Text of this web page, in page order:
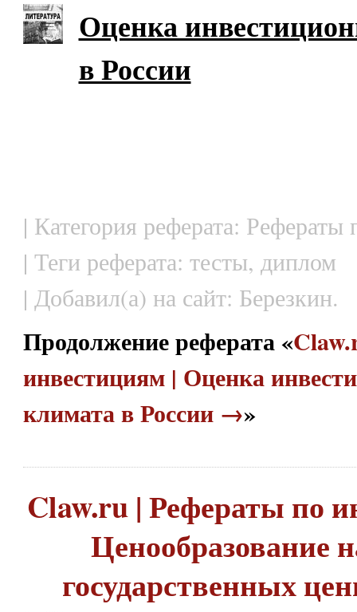
Оценка
в России
| Категория реферата:
| Теги реферата: тесты, диплом
| Добавил(а) на сайт: Березкин.
Продолжение реферата «
инвестициям | Оценка
климата в России →»
Claw.ru | Рефераты по
Ценообразование
государственных